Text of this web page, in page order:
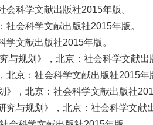
科学文献出版社2015年版。
会科学文献出版社2015年版。
文献出版社2015年版。
规划》，北京：社会科学文献出
京：社会科学文献出版社2015年
，北京：社会科学文献出版社
与规划》，北京：社会科学文献